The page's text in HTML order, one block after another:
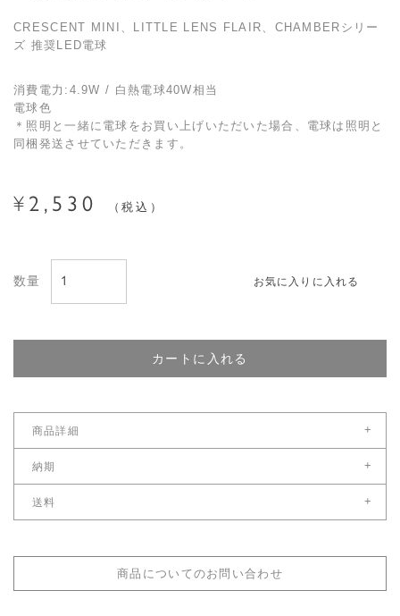
CRESCENT MINI、LITTLE LENS FLAIR、CHAMBERシリー
ズ 推奨LED電球
消費電力:4.9W / 白熱電球40W相当
電球色
＊照明と一緒に電球をお買い上げいただいた場合、電球は照明と
同梱発送させていただきます。
¥ 2,530 税込
お気に入りに入れる
カートに入れる
商品詳細 +
商品到着から１年
納期 +
※お急ぎの場合は別途ご連絡ください。
こちら
なる場合もございます。
送料 +
商品についてのお問い合わせ